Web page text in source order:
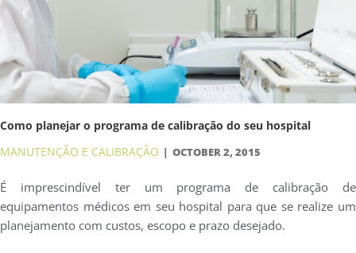
Como planejar o programa de calibração do seu hospital
MANUTENÇÃO E CALIBRAÇÃO
OCTOBER 2, 2015
É imprescindível ter um programa de calibração de
equipamentos médicos em seu hospital para que se realize um
planejamento com custos, escopo e prazo desejado.